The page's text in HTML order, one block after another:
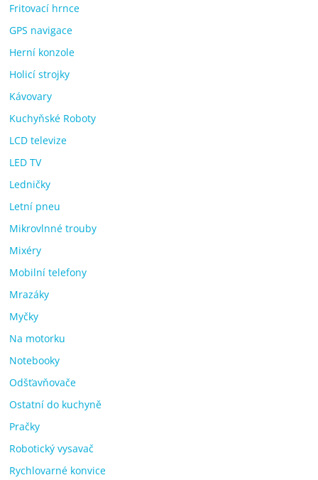
Fritovací hrnce
GPS navigace
Herní konzole
Holicí strojky
Kávovary
Kuchyňské Roboty
LCD televize
LED TV
Ledničky
Letní pneu
Mikrovlnné trouby
Mixéry
Mobilní telefony
Mrazáky
Myčky
Na motorku
Notebooky
Odšťavňovače
Ostatní do kuchyně
Pračky
Robotický vysavač
Rychlovarné konvice